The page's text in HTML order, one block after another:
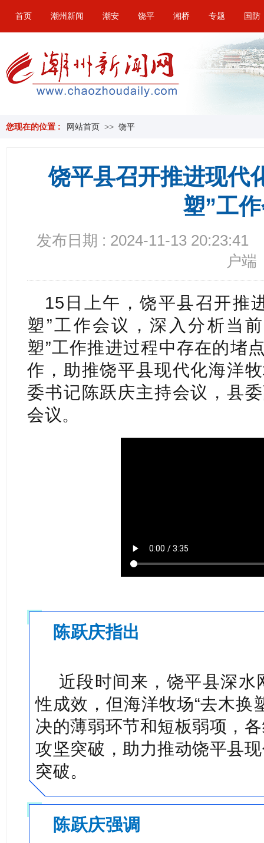
首页 潮州新闻 潮安 饶平 湘桥 专题 国防
您现在的位置 : 网站首页 >> 饶平
饶平县召开推进现代
塑”工
发布日期 : 2024-11-13 20:23:41
户端
15日上午，饶平县召开推
塑”工作会议，深入分析当
塑”工作推进过程中存在的堵
作，助推饶平县现代化海洋
委书记陈跃庆主持会议，县
会议。
陈跃庆指出
近段时间来，饶平县深
性成效，但海洋牧场“去木换
决的薄弱环节和短板弱项，
攻坚突破，助力推动饶平县
突破。
陈跃庆强调